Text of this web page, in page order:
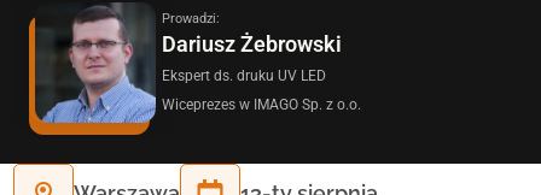
Wsparcie cenioneprzez klientów
Prowadzi:
Dariusz Żebrowski
Ekspert ds. druku UV LED
Wiceprezes w IMAGO Sp. z o.o.